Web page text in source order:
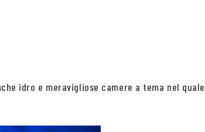
idro e meravigliose camere a tema nel